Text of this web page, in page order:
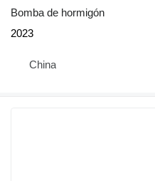
Bomba de hormigón
2023
China